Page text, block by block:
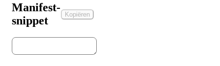
Manifest-
snippet
Kopiëren